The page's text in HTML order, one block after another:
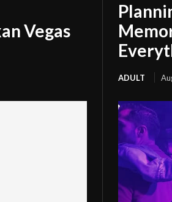
Vegas
ADULT